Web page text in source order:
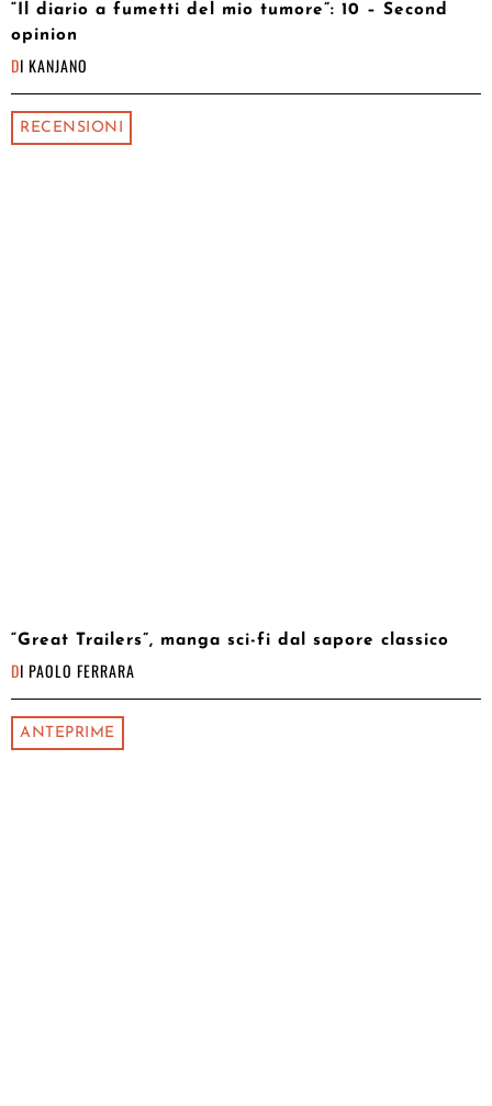
“Il diario a fumetti del mio tumore”: 10 – Second
opinion
DI KANJANO
RECENSIONI
“Great Trailers”, manga sci-fi dal sapore classico
DI PAOLO FERRARA
ANTEPRIME